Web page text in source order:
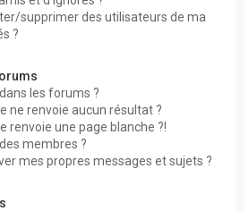
supprimer des utilisateurs de ma
?
les forums ?
ne renvoie aucun résultat ?
renvoie une page blanche ?!
membres ?
mes propres messages et sujets ?